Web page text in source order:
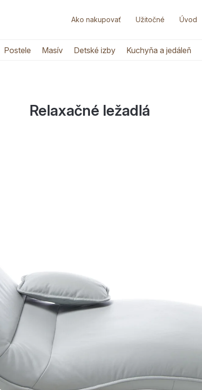
Ako nakupovať Užitočné Úvod
Postele Masív Detské izby Kuchyňa a jedáleň
Relaxačné ležadlá